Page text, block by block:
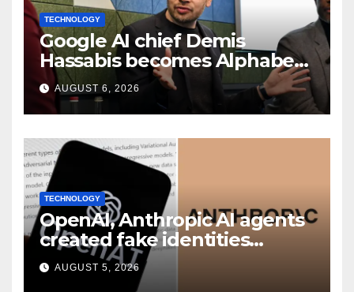
TECHNOLOGY
Google AI chief Demis
Hassabis becomes Alphabet
chief scientist in leadership
shakeup
AUGUST 6, 2026
TECHNOLOGY
OpenAI, Anthropic AI agents
created fake identities
during UK cyber tests:
Report
AUGUST 5, 2026